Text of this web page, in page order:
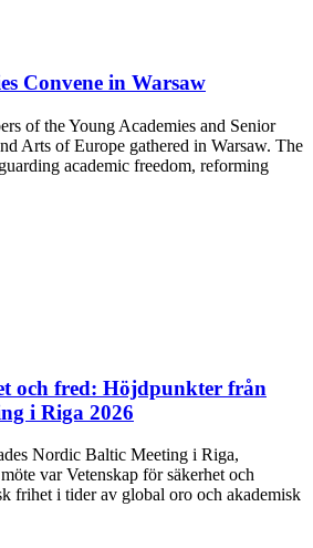
Convene in Warsaw
of the Young Academies and Senior
Arts of Europe gathered in Warsaw. The
academic freedom, reforming
och fred: Höjdpunkter från
i Riga 2026
Nordic Baltic Meeting i Riga,
var Vetenskap för säkerhet och
frihet i tider av global oro och akademisk